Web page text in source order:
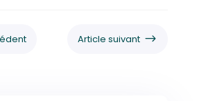
Article suivant $